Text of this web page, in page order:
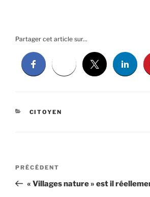
Partager cet article sur...
CATÉGORIES
CITOYEN
Navigation
l’article
Article
précédent
PRÉCÉDENT
« Villages nature » est il